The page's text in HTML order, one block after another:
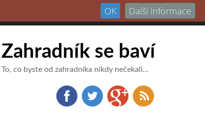
Přihlásit
Zahradník se baví
To, co byste od zahradníka nikdy nečekali...
OK Další informace